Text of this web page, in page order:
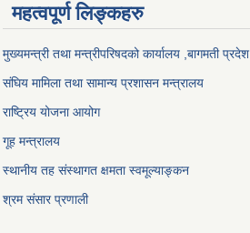
महत्वपूर्ण लिङ्कहरु
मुख्यमन्त्री तथा मन्त्रीपरिषदको कार्यालय ,बागमती प्रदेश
संघिय मामिला तथा सामान्य प्रशासन मन्त्रालय
राष्ट्रिय योजना आयोग
गूह मन्त्रालय
स्थानीय तह संस्थागत क्षमता स्वमूल्याङ्कन
श्रम संसार प्रणाली